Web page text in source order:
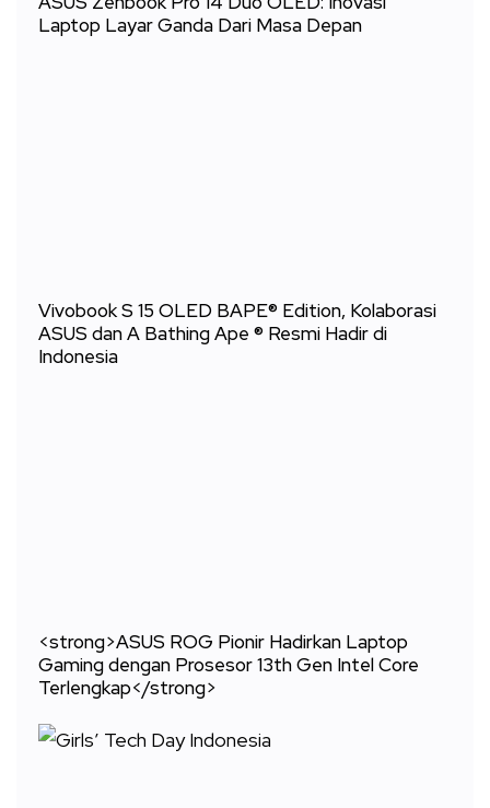
Laptop Layar Ganda Dari Masa Depan
Vivobook S 15 OLED BAPE® Edition, Kolaborasi
ASUS dan A Bathing Ape ® Resmi Hadir di
Indonesia
<strong>ASUS ROG Pionir Hadirkan Laptop
Gaming dengan Prosesor 13th Gen Intel Core
Terlengkap</strong>